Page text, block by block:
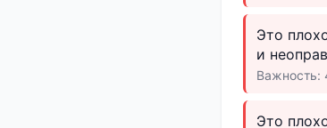
Это
и
Важность:
Это